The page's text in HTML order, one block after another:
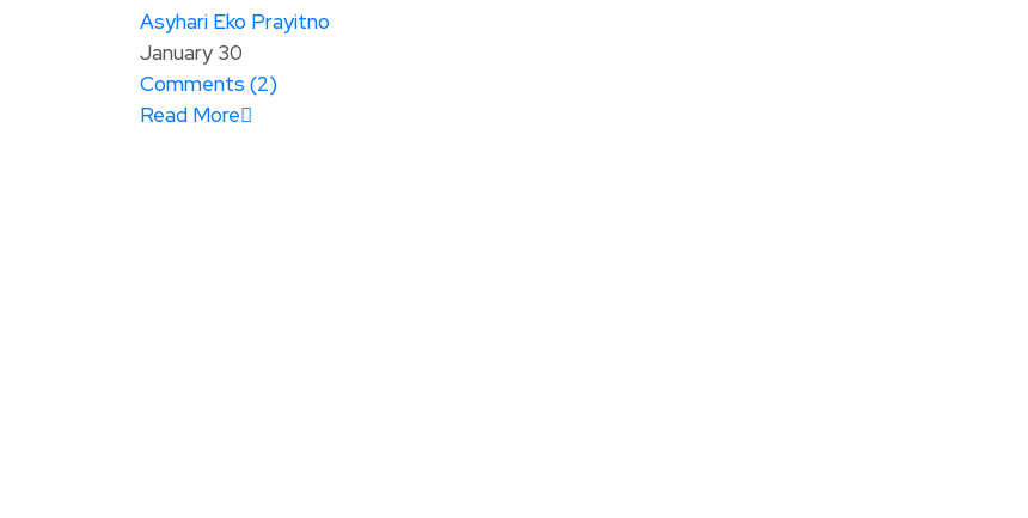
Asyhari Eko Prayitno
January 30
Comments (2)
Read More